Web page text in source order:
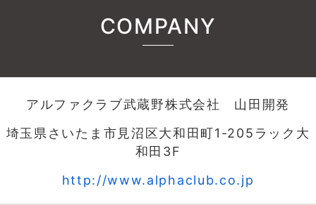
COMPANY
アルファクラブ武蔵野株式会社 山田開発
埼玉県さいたま市見沼区大和田町1-205ラック大
和田3F
http://www.alphaclub.co.jp